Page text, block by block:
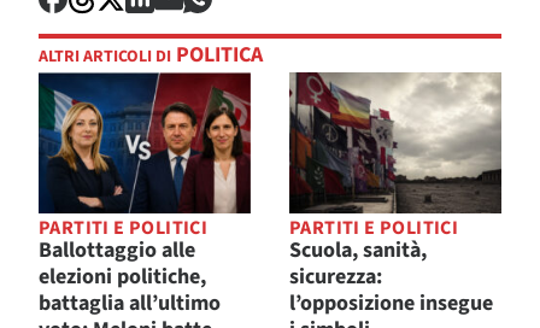
ALTRI ARTICOLI DI POLITICA
PARTITI E POLITICI
Ballottaggio alle
elezioni politiche,
battaglia all’ultimo
PARTITI E POLITICI
Scuola, sanità,
sicurezza:
l’opposizione insegue